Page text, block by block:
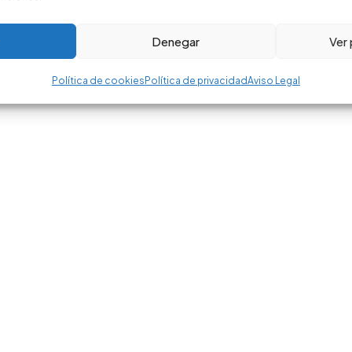
Denegar Ver
Política de cookies Política de privacidadAviso Legal